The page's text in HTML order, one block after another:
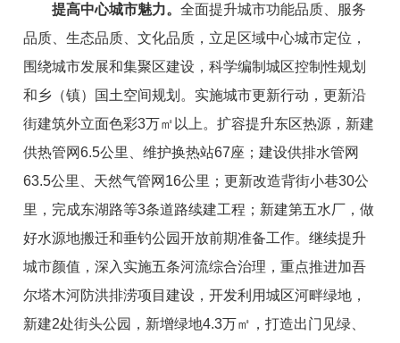
提高中心城市魅力。全面提升城市功能品质、服务
品质、生态品质、文化品质 ， 立足区域中心城市定位，
围绕城市发展和集聚区建设，科学编制城区控制性规划
和乡 （镇） 国土空间规划 。 实施城市更新行动 ，更新沿
街建筑外立面色彩3万㎡以上。扩容提升东区热源， 新建
供热管网6.5公里 、维护换热站67座 ；建设供排水管网
63.5公里 、天然气管网16公里；更新改造背街小巷30公
里，完成东湖路等3条道路续建工程 ；新建第五水厂，做
好水源地搬迁和垂钓公园开放前期准备工作。继续提升
城市颜值，深入实施五条河流综合治理，重点推进加吾
尔塔木河防洪排涝项目建设，开发利 用城区河畔绿地 ，
新建2处街头公园，新增绿地4.3万㎡ ，打造出门见绿、